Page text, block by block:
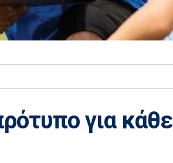
για κάθε